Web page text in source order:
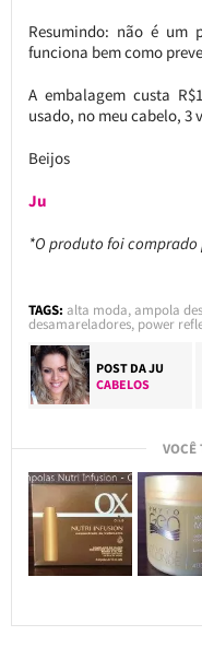
Resumindo: não é
funciona bem como
A embalagem custa
usado, no meu cabelo, 3
Beijos
Ju
*O produto foi
TAGS: alta moda,ampola
desamareladores, power
POST DAJU
CABELOS
VOCÊ